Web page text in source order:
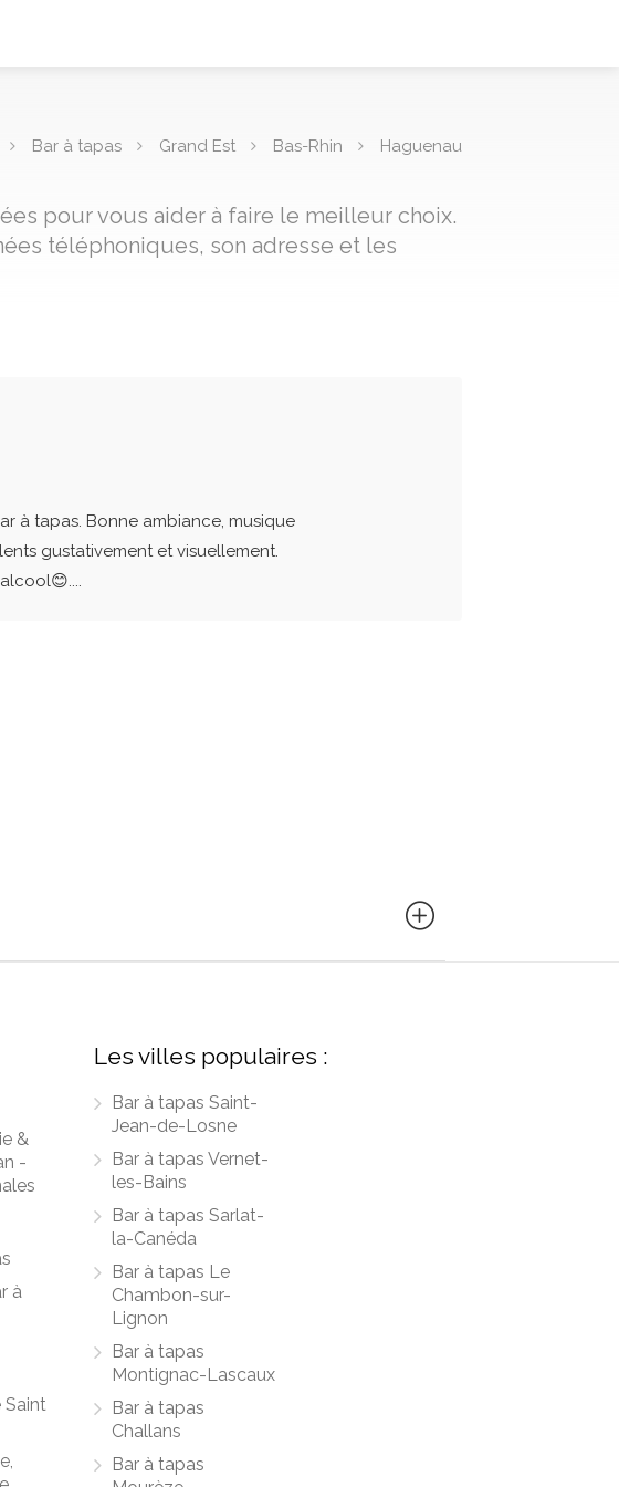
Bar à tapas Grand Est Bas-Rhin Haguenau
pour vous aider à faire le meilleur choix.
téléphoniques, son adresse et les
à tapas. Bonne ambiance, musique
gustativement et visuellement.
&
-
à
Saint
Les villes populaires :
Bar à tapas Saint-
Jean-de-Losne
Bar à tapas Vernet-
les-Bains
Bar à tapas Sarlat-
la-Canéda
Bar à tapas Le
Chambon-sur-
Lignon
Bar à tapas
Montignac-Lascaux
Bar à tapas
Challans
Bar à tapas